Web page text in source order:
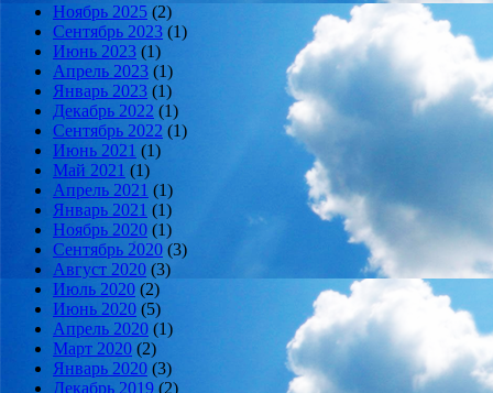
Ноябрь 2025 (2)
Сентябрь 2023 (1)
Июнь 2023 (1)
Апрель 2023 (1)
Январь 2023 (1)
Декабрь 2022 (1)
Сентябрь 2022 (1)
Июнь 2021 (1)
Май 2021 (1)
Апрель 2021 (1)
Январь 2021 (1)
Ноябрь 2020 (1)
Сентябрь 2020 (3)
Август 2020 (3)
Июль 2020 (2)
Июнь 2020 (5)
Апрель 2020 (1)
Март 2020 (2)
Январь 2020 (3)
Декабрь 2019 (2)